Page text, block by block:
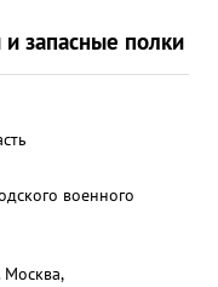
запасные полки
военного
Москва,